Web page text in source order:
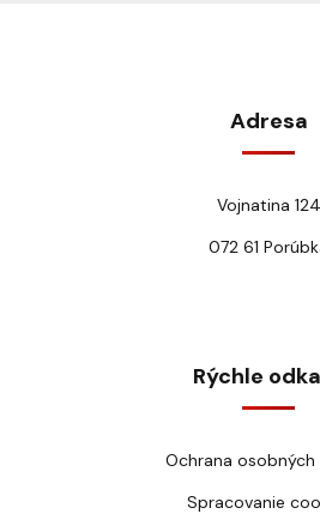
Adresa
Vojnatina 124
072 61
Rýchle
Ochrana osobných
Spracovanie